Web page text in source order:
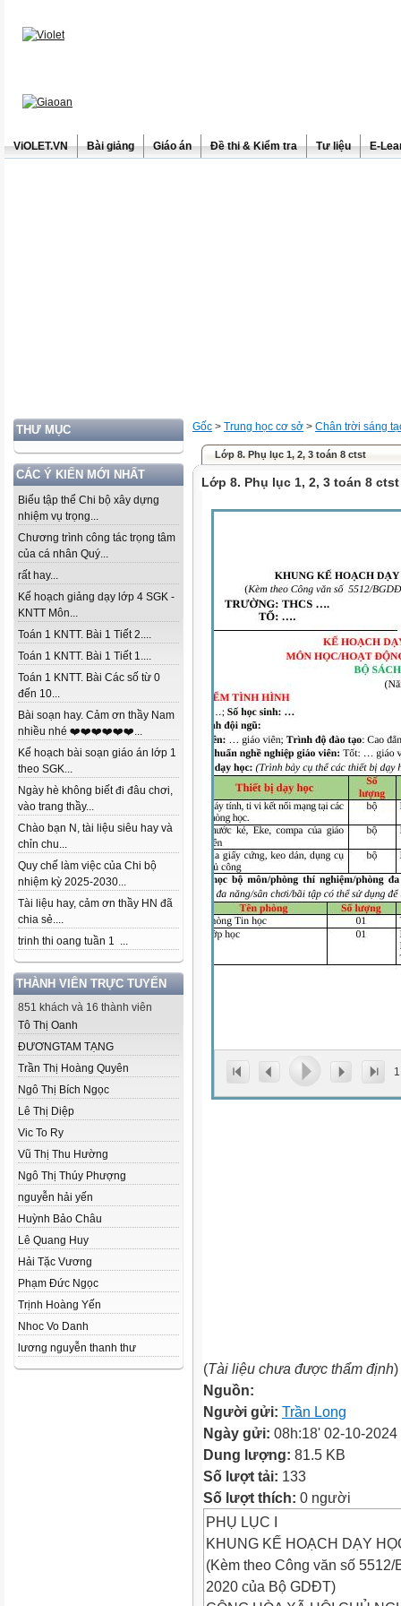
ViOLET.VN Bài giảng Giáo án Đề thi & Kiểm tra Tư liệu E-
THƯ MỤC
CÁC Ý KIẾN MỚI NHẤT
Biểu tập thể Chi bộ xây dựng
nhiệm vụ trọng...
Chương trình công tác trọng tâm
của cá nhân Quý...
rất hay...
Kế hoạch giảng dạy lớp 4 SGK -
KNTT Môn...
Toán 1 KNTT. Bài 1 Tiết 2....
Toán 1 KNTT. Bài 1 Tiết 1....
Toán 1 KNTT. Bài Các số từ 0
đến 10...
Bài soạn hay. Cảm ơn thầy Nam
nhiều nhé ❤️❤️❤️❤️❤️❤️...
Kế hoạch bài soạn giáo án lớp 1
theo SGK...
Ngày hè không biết đi đâu chơi,
vào trang thầy...
Chào bạn N, tài liệu siêu hay và
chỉn chu...
Quy chế làm việc của Chi bộ
nhiệm kỳ 2025-2030...
Tài liệu hay, cảm ơn thầy HN đã
chia sẻ....
trinh thi oang tuần 1 ...
THÀNH VIÊN TRỰC TUYẾN
851 khách và 16 thành viên
Tô Thị Oanh
ĐƯƠNGTAM TẠNG
Trần Thị Hoàng Quyên
Ngô Thị Bích Ngọc
Lê Thị Diệp
Vic To Ry
Vũ Thị Thu Hường
Ngô Thị Thúy Phượng
nguyễn hải yến
Huỳnh Bảo Châu
Lê Quang Huy
Hải Tặc Vương
Phạm Đức Ngọc
Trịnh Hoàng Yến
Nhoc Vo Danh
lương nguyễn thanh thư
Gốc > Trung học cơ sở > Chân trời sáng
Lớp 8. Phụ lục 1, 2, 3 toán 8 ctst
Lớp 8. Phụ lục 1, 2, 3 toán 8 ctst
1
(Tài liệu chưa được thẩm định)
Nguồn:
Người gửi: Trần Long
Ngày gửi: 08h:18' 02-10-2024
Dung lượng: 81.5 KB
Số lượt tải: 133
Số lượt thích: 0 người
PHỤ LỤC I
KHUNG KẾ HOẠCH DẠY
(Kèm theo Công văn số
2020 của Bộ GDĐT)